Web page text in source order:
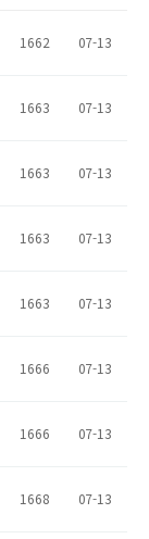
1662 07-13
1663 07-13
1663 07-13
1663 07-13
1663 07-13
1666 07-13
1666 07-13
1668 07-13